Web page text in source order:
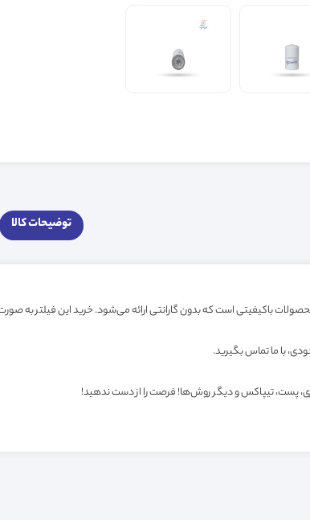
توضیحات کالا
با ما تماس بگیرید.
پست، تیپاکس و دیگر روش‌ها! فرصت را از دست ندهید!